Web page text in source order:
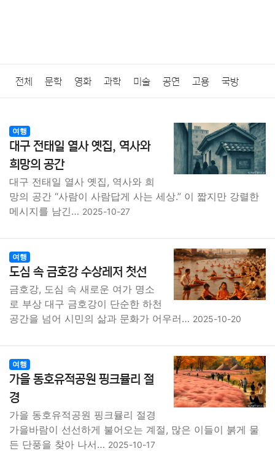
전체 문학 영화 과학 미술 공연 고용 국방
질병 가요 방송 일상 주식 암호화폐 블록체인
결혼 육아 반려동물 패션 미용
요리 상품리뷰 원예 금융
대출 IT 컴퓨터 기술
종교 사회 정치 건강 의료 의학 경제 마케팅
부동산 외국어 교육 교통 생활 기타
여행
대구 전태일 열사 옛집, 역사와
희망의 공간
대구 전태일 열사 옛집, 역사와 희
망의 공간 “사람이 사람답게 사는 세상.” 이 짧지만 강렬한
메시지를 남긴… 2025-10-27
여행
도심 속 금호강 수상레저 첫선
금호강, 도심 속 새로운 여가 명소
로 부상 대구 금호강이 단순한 하천
공간을 넘어 시민의 삶과 문화가 어우러… 2025-10-20
여행
가을 동호유적공원 핑크뮬리 절
경
가을 동호유적공원 핑크뮬리 절경
가을바람이 선선하게 불어오는 계절, 많은 이들이 붉게 물
든 단풍을 찾아 나서… 2025-10-17